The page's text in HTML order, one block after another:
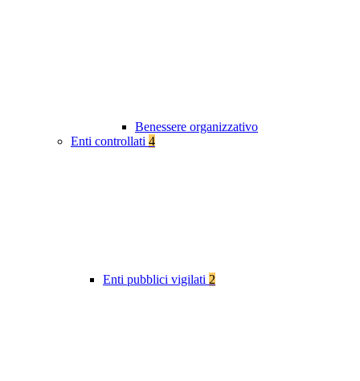
Benessere organizzativo
Enti controllati 4
Enti pubblici vigilati 2